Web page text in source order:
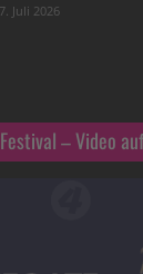
Juli 2026
– Video